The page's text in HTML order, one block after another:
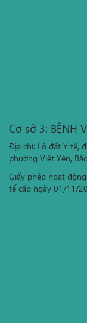
Cơ sở 3: BỆNH
Địa chỉ: Lô đất Y tế,
phường Việt Yên,
Giấy phép hoạt
tế cấp ngày 01/11/